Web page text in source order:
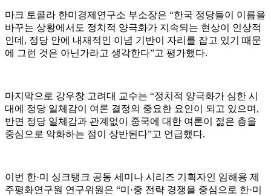
마크 토콜라 한미경제연구소 부소장은 “한국 정당들이 이름을
바꾸는 상황에서도 정치적 양극화가 지속되는 현상이 인상적
인데 , 정당 안에 내재적인 이념 기반이 자리를 잡고 있기 때문
에 그런 것은 아닌가라고 생각한다”고 평가했다.
마지막으로 강우창 고려대 교수는 “정치적 양극화가 심한 시
대에 정당 일체감이 여론 결정의 중요한 요인이 되고 있으며 ,
반면 정당 일체감과 관계없이 중국에 대한 여론이 젊은 층을
중심으로 악화하는 점이 상반된다”고 언급했다.
이번 한·미 싱크탱크 공동 세미나 시리즈 기획자인 임해용 제
주평화연구원 연구위원은 “미 ·중 전략 경쟁을 중심으로 한·미